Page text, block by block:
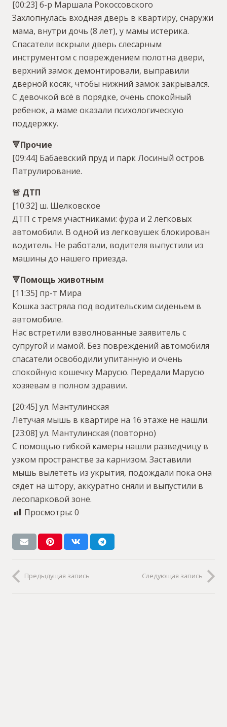
[00:23] б-р Маршала Рокоссовского
Захлопнулась входная дверь в квартиру, снаружи
мама, внутри дочь (8 лет), у мамы истерика.
Спасатели вскрыли дверь слесарным
инструментом с повреждением полотна двери,
верхний замок демонтировали, выправили
дверной косяк, чтобы нижний замок закрывался.
С девочкой всё в порядке, очень спокойный
ребенок, а маме оказали психологическую
поддержку.
🔻Прочие
[09:44] Бабаевский пруд и парк Лосиный остров
Патрулирование.
🚨 ДТП
[10:32] ш. Щелковское
ДТП с тремя участниками: фура и 2 легковых
автомобили. В одной из легковушек блокирован
водитель. Не работали, водителя выпустили из
машины до нашего приезда.
🔻Помощь животным
[11:35] пр-т Мира
Кошка застряла под водительским сиденьем в
автомобиле.
Нас встретили взволнованные заявитель с
супругой и мамой. Без повреждений автомобиля
спасатели освободили упитанную и очень
спокойную кошечку Марусю. Передали Марусю
хозяевам в полном здравии.
[20:45] ул. Мантулинская
Летучая мышь в квартире на 16 этаже не нашли.
[23:08] ул. Мантулинская (повторно)
С помощью гибкой камеры нашли разведчицу в
узком пространстве за карнизом. Заставили
мышь вылететь из укрытия, подождали пока она
сядет на штору, аккуратно сняли и выпустили в
лесопарковой зоне.
Просмотры: 0
Предыдущая запись Следующая запись